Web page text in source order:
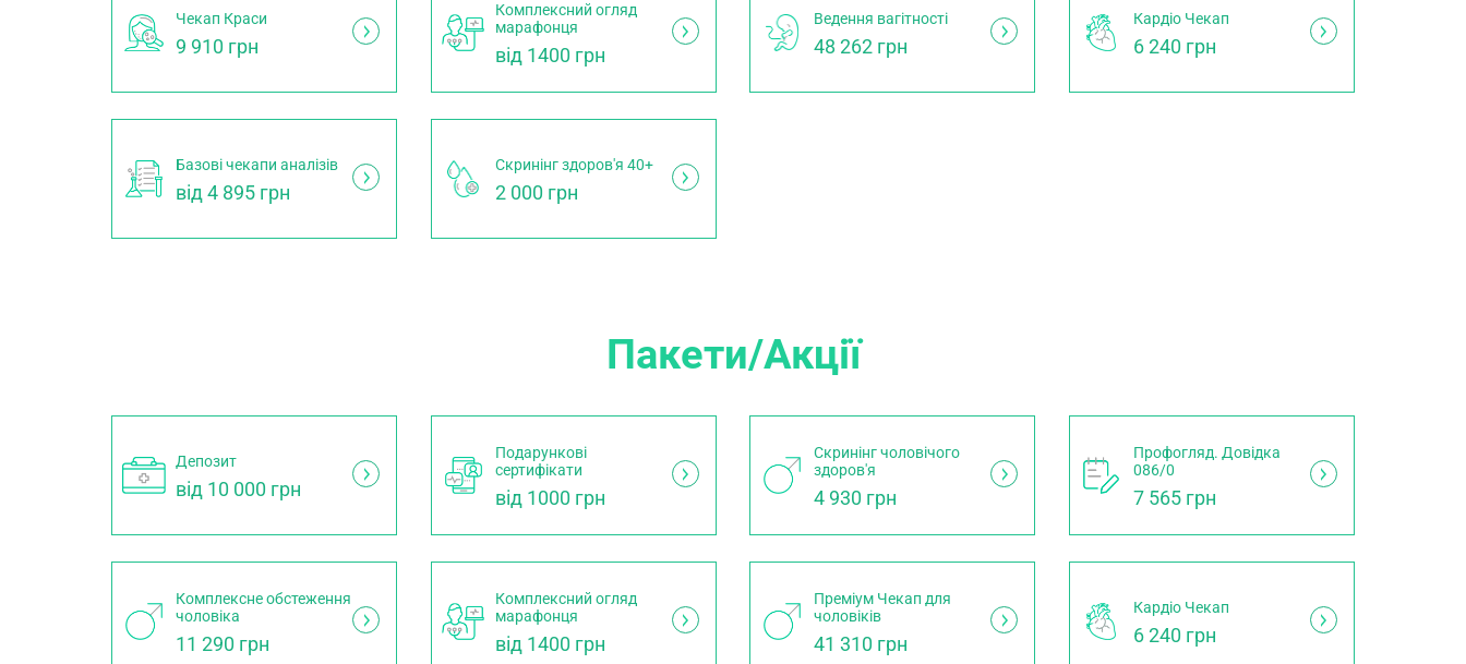
Чекап Краси
9 910 грн
Комплексний огляд
марафонця
від 1400 грн
Ведення вагітності
48 262 грн
Кардіо Чекап
6 240 грн
Базові чекапи аналізів
від 4 895 грн
Скринінг здоров'я 40+
2 000 грн
Пакети/Акції
Депозит
від 10 000 грн
Подарункові
сертифікати
від 1000 грн
Скринінг чоловічого
здоров'я
4 930 грн
Профогляд. Довідка
086/0
7 565 грн
Комплексне обстеження
чоловіка
11 290 грн
Комплексний огляд
марафонця
від 1400 грн
Преміум Чекап для
чоловіків
41 310 грн
Кардіо Чекап
6 240 грн